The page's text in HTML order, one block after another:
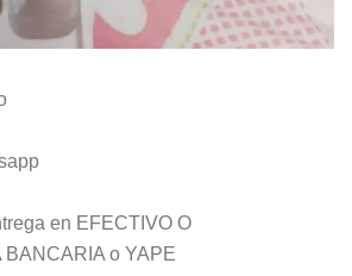
en EFECTIVO O
o YAPE